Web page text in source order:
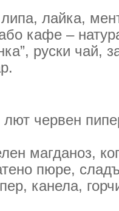
лайка,
кафе –
руски чай,
лют червен
магданоз,
пюре,
канела,